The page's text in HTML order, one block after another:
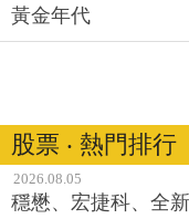
黃金年代
股票 ‧ 熱門排行
2026.08.05
穩懋、宏捷科、全